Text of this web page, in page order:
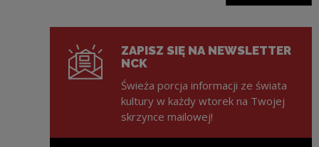
ZAPISZ SIĘ NA NEWSLETTER
NCK
Świeża porcja informacji ze świata
kultury w każdy wtorek na Twojej
skrzynce mailowej!